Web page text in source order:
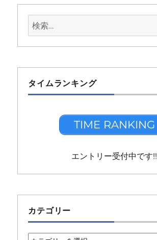
検
索:
タイムランキング
TIME RANKING
エントリー受付中です!!
カテゴリー
カ